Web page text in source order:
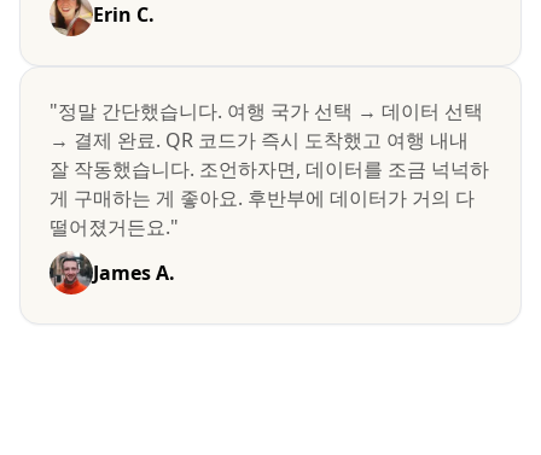
Erin C.
"정말 간단했습니다. 여행 국가 선택 → 데이터 선택
→ 결제 완료. QR 코드가 즉시 도착했고 여행 내내
잘 작동했습니다. 조언하자면, 데이터를 조금 넉넉하
게 구매하는 게 좋아요. 후반부에 데이터가 거의 다
떨어졌거든요."
James A.